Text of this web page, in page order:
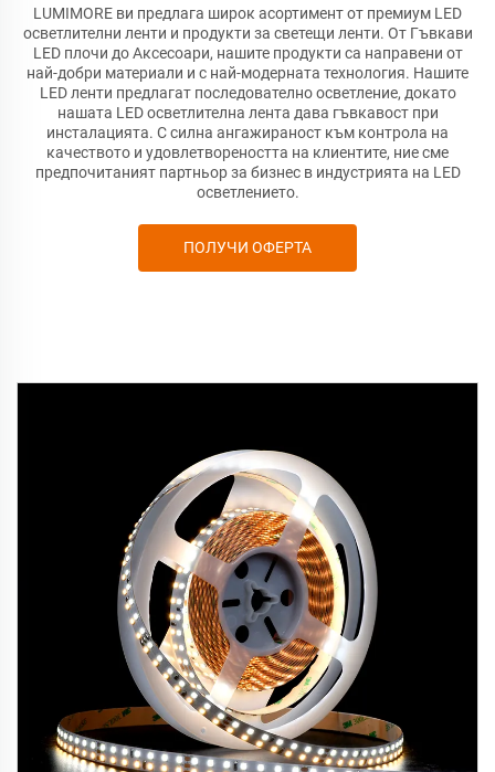
LUMIMORE ви предлага широк асортимент от премиум LED
осветлителни ленти и продукти за светещи ленти. От Гъвкави
LED плочи до Аксесоари, нашите продукти са направени от
най-добри материали и с най-модерната технология. Нашите
LED ленти предлагат последователно осветление, докато
нашата LED осветлителна лента дава гъвкавост при
инсталацията. С силна ангажираност към контрола на
качеството и удовлетвореността на клиентите, ние сме
предпочитаният партньор за бизнес в индустрията на LED
осветлението.
ПОЛУЧИ ОФЕРТА